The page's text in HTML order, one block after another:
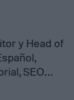
y Head of
SEO…